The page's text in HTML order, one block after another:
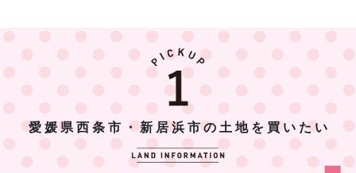
愛媛県西条市・新居浜市の土地を買いたい